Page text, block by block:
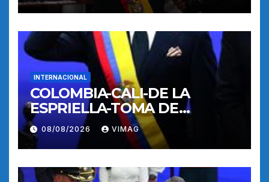
INTERNACIONAL
COLOMBIA-CALI-DE LA
ESPRIELLA-TOMA DE
POSESION
08/08/2026 VIMAG